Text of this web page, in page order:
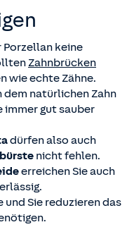
keine
Zahnbrücken
wie echte Zähne.
dem natürlichen Zahn
immer gut sauber
dürfen also auch
nicht fehlen.
erreichen Sie auch
und Sie reduzieren das